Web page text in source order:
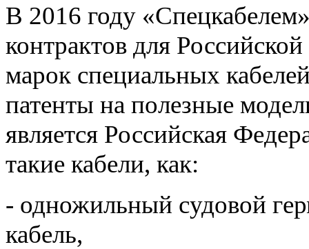
В 2016 году
контрактов для
марок специальных
патенты на полезные
является Российская
такие кабели, как:
- одножильный судовой
кабель,